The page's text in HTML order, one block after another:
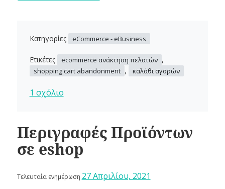
Κατηγορίες eCommerce - eBusiness
Ετικέτες ecommerce ανάκτηση πελατών ,
shopping cart abandonment , καλάθι αγορών
1 σχόλιο
Περιγραφές Προϊόντων
σε eshop
Τελευταία ενημέρωση 27 Απριλίου, 2021